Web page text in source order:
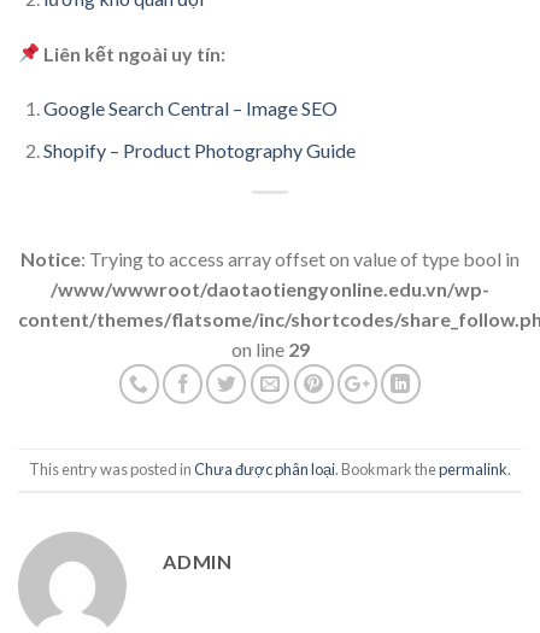
Liên kết ngoài uy tín:
Google Search Central – Image SEO
Shopify – Product Photography Guide
Notice: Trying to access array offset on value of type bool in
/www/wwwroot/daotaotiengyonline.edu.vn/wp-
content/themes/flatsome/inc/shortcodes/
on line 29
This entry was posted inChưa được phân loại. Bookmark thepermalink.
ADMIN